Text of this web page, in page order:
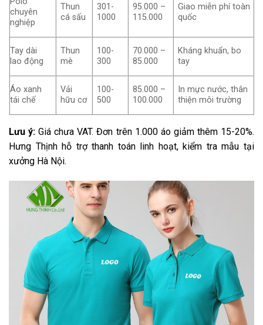
chuyên
nghiệp
Thun
cá sấu
301-
1000
95.000 –
115.000
Giao miễn phí toàn
quốc
Tay dài
lao động
Thun
mè
100-
300
70.000 –
85.000
Kháng khuẩn, bo
tay
Áo xanh
tái chế
Vải
hữu cơ
100-
500
85.000 –
100.000
In mực nước, thân
thiện môi trường
Lưu ý: Giá chưa VAT. Đơn trên 1.000 áo giảm thêm 15-20%.
Hưng Thịnh hỗ trợ thanh toán linh hoạt, kiểm tra mẫu tại
xưởng Hà Nội.